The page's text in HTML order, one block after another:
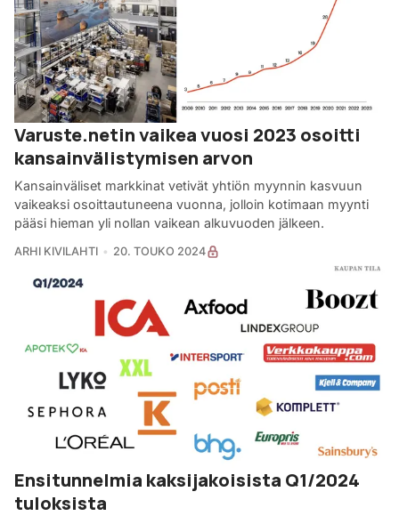
Varuste.netin vaikea vuosi 2023 osoitti
kansainvälistymisen arvon
Kansainväliset markkinat vetivät yhtiön myynnin kasvuun
vaikeaksi osoittautuneena vuonna, jolloin kotimaan myynti
pääsi hieman yli nollan vaikean alkuvuoden jälkeen.
ARHI KIVILAHTI 20. TOUKO 2024
Ensitunnelmia kaksijakoisista Q1/2024
tuloksista